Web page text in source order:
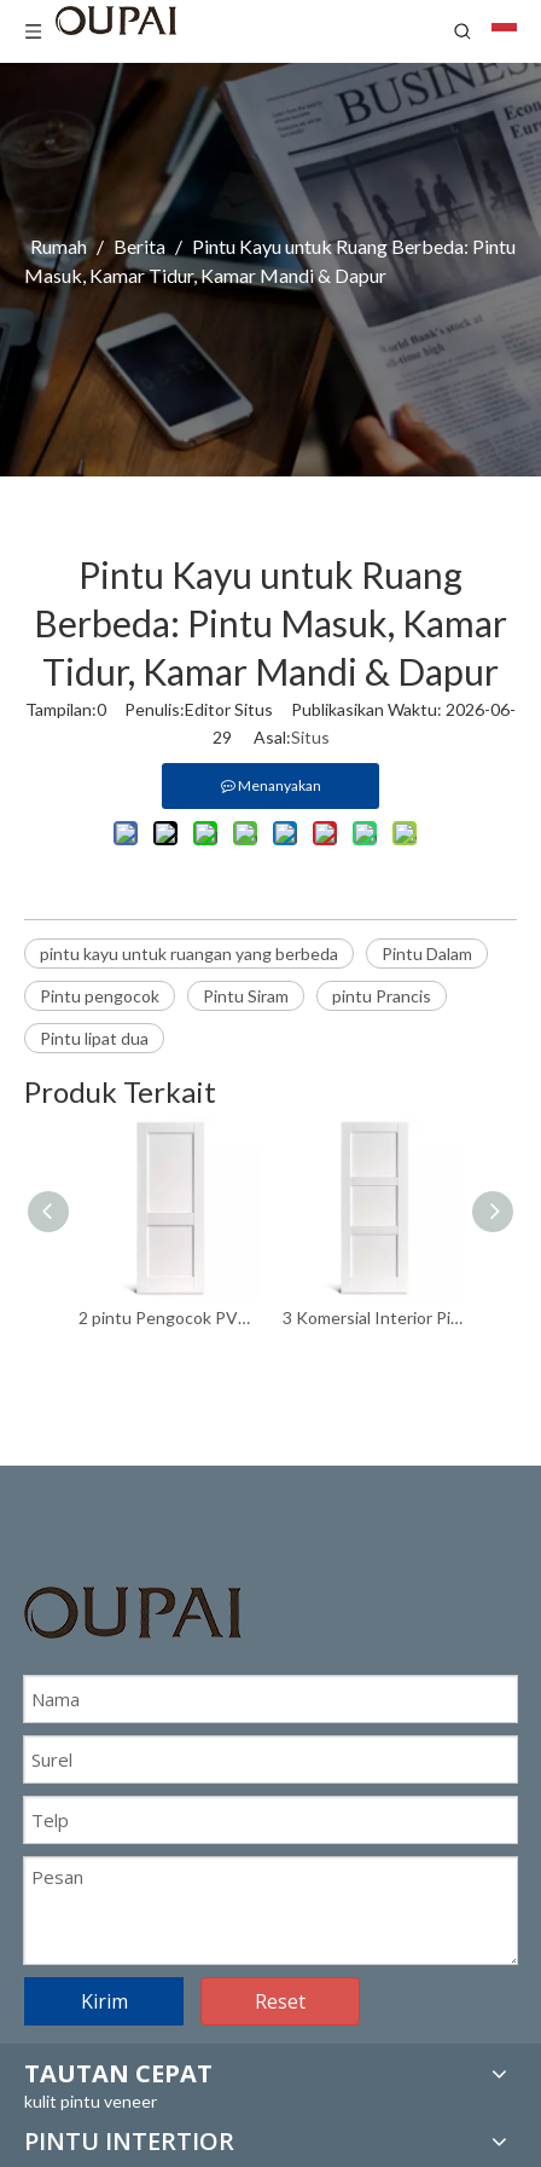
Rumah / Berita / Pintu Kayu untuk Ruang Berbeda: Pintu
Masuk, Kamar Tidur, Kamar Mandi & Dapur
Pintu Kayu untuk Ruang
Berbeda: Pintu Masuk, Kamar
Tidur, Kamar Mandi & Dapur
Tampilan:0 Penulis:Editor Situs Publikasikan Waktu: 2026-06-
29 Asal:Situs
Menanyakan
pintu kayu untuk ruangan yang berbeda Pintu Dalam
Pintu pengocok Pintu Siram pintu Prancis
Pintu lipat dua
Produk Terkait
2 pintu Pengocok PVC panel datar 3 Komersial Interior Pintu Pengocok PVC Panel Datar
Kirim Reset
TAUTAN CEPAT
kulit pintu veneer
PINTU INTERTIOR